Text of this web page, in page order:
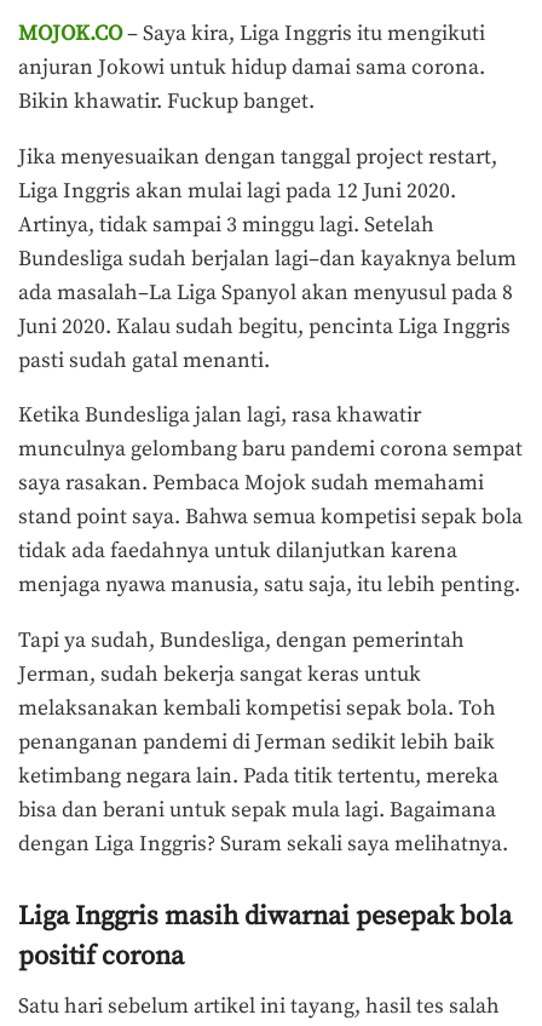
MOJOK.CO– Saya kira, Liga Inggris itu mengikuti
anjuran Jokowi untuk hidup damai sama corona.
Bikin khawatir. Fuckup banget.
Jika menyesuaikan dengan tanggal project restart,
Liga Inggris akan mulai lagi pada 12 Juni 2020.
Artinya, tidak sampai 3 minggu lagi. Setelah
Bundesliga sudah berjalan lagi–dan kayaknya belum
ada masalah–La Liga Spanyol akan menyusul pada 8
Juni 2020. Kalau sudah begitu, pencinta Liga Inggris
pasti sudah gatal menanti.
Ketika Bundesliga jalan lagi, rasa khawatir
munculnya gelombang baru pandemi corona sempat
saya rasakan. Pembaca Mojok sudah memahami
stand point saya. Bahwa semua kompetisi sepak bola
tidak ada faedahnya untuk dilanjutkan karena
menjaga nyawa manusia, satu saja, itu lebih penting.
Tapi ya sudah, Bundesliga, dengan pemerintah
Jerman, sudah bekerja sangat keras untuk
melaksanakan kembali kompetisi sepak bola. Toh
penanganan pandemi di Jerman sedikit lebih baik
ketimbang negara lain. Pada titik tertentu, mereka
bisa dan berani untuk sepak mula lagi. Bagaimana
dengan Liga Inggris? Suram sekali saya melihatnya.
Liga Inggris masih diwarnai pesepak bola
positif corona
Satu hari sebelum artikel ini tayang, hasil tes salah